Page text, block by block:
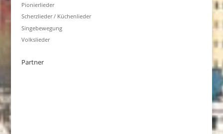
Pionierlieder
Scherzlieder / Küchenlieder
Singebewegung
Volkslieder
Partner